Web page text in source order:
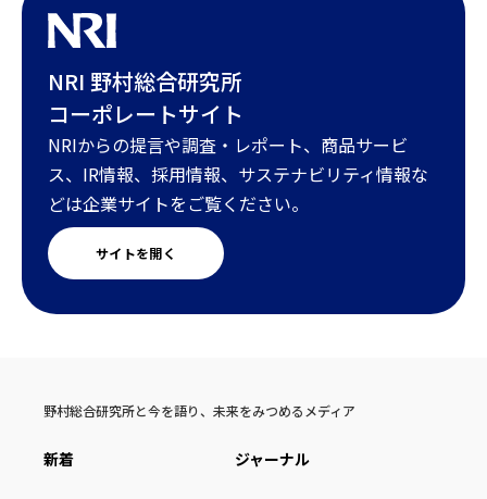
NRI 野村総合研究所
コーポレートサイト
NRIからの提言や調査・レポート、商品サービ
ス、IR情報、採用情報、サステナビリティ情報な
どは企業サイトをご覧ください。
サイトを開く
野村総合研究所と今を語り、未来をみつめるメディア
新着 ジャーナル